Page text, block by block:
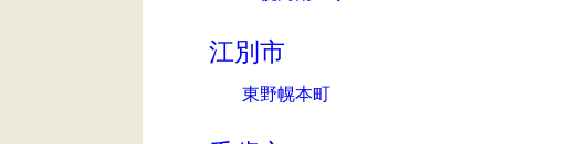
江別市
東野幌本町